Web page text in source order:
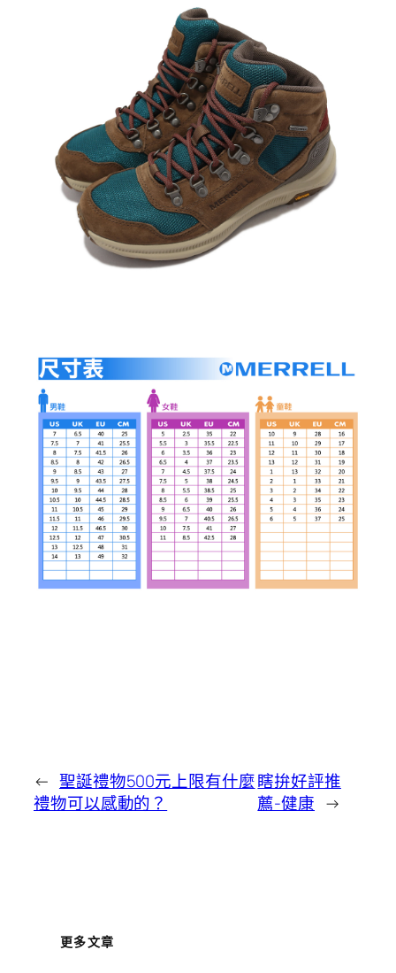
← 聖誕禮物500元上限有什麼
禮物可以感動的？
瞎拚好評推
薦-健康 →
更多文章